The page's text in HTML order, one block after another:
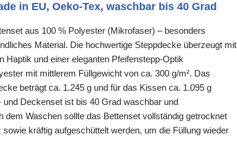
in EU, Oeko-Tex, waschbar bis 40 Grad
aus 100 % Polyester (Mikrofaser) – besonders
Material. Die hochwertige Steppdecke überzeugt mit
Haptik und einer eleganten Pfeifenstepp-Optik
mit mittlerem Füllgewicht von ca. 300 g/m². Das
beträgt ca. 1.245 g und für das Kissen ca. 1.095 g
Deckenset ist bis 40 Grad waschbar und
dem Waschen sollte das Bettenset vollständig getrocknet
kräftig aufgeschüttelt werden, um die Füllung wieder